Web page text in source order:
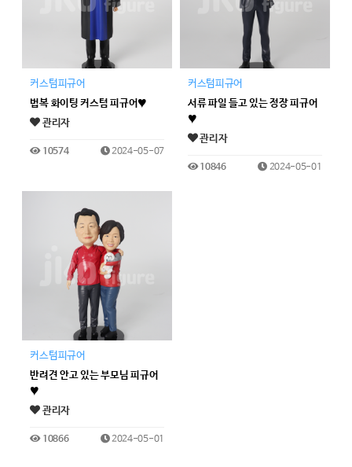
커스텀피규어
법복 화이팅 커스텀 피규어♥
관리자
10574 2024-05-07
커스텀피규어
서류 파일 들고 있는 정장 피규어
♥
관리자
10846 2024-05-01
커스텀피규어
반려견 안고 있는 부모님 피규어
♥
관리자
10866 2024-05-01